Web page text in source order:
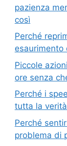
pazienza
così
Perché
esaurimento
Piccole
ore senza
Perché i
tutta la
Perché
problema di